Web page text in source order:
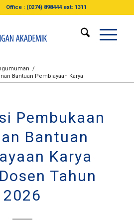
Office : (0274) 898444 ext: 1311
/
Bantuan Pembiayaan Karya
Pembukaan
Bantuan
Karya
Tahun
2026